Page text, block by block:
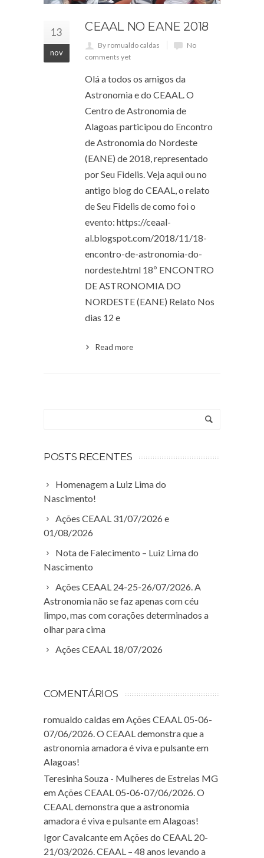
13
nov
CEAAL NO EANE 2018
By romualdo caldas
No
comments yet
Olá a todos os amigos da
Astronomia e do CEAAL. O
Centro de Astronomia de
Alagoas participou do Encontro
de Astronomia do Nordeste
(EANE) de 2018, representado
por Seu Fidelis. Veja aqui ou no
antigo blog do CEAAL, o relato
de Seu Fidelis de como foi o
evento: https://ceaal-
al.blogspot.com/2018/11/18-
encontro-de-astronomia-do-
nordeste.html 18º ENCONTRO
DE ASTRONOMIA DO
NORDESTE (EANE) Relato Nos
dias 12 e
Read more
POSTS RECENTES
Homenagem a Luiz Lima do
Nascimento!
Ações CEAAL 31/07/2026 e
01/08/2026
Nota de Falecimento – Luiz Lima do
Nascimento
Ações CEAAL 24-25-26/07/2026. A
Astronomia não se faz apenas com céu
limpo, mas com corações determinados a
olhar para cima
Ações CEAAL 18/07/2026
COMENTÁRIOS
romualdo caldas emAções CEAAL 05-06-
07/06/2026. O CEAAL demonstra que a
astronomia amadora é viva e pulsante em
Alagoas!
Teresinha Souza - Mulheres de Estrelas MG
emAções CEAAL 05-06-07/06/2026. O
CEAAL demonstra que a astronomia
amadora é viva e pulsante em Alagoas!
Igor CavalcanteemAções do CEAAL 20-
21/03/2026. CEAAL – 48 anos levando a